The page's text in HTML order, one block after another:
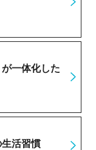
一体化した
活習慣